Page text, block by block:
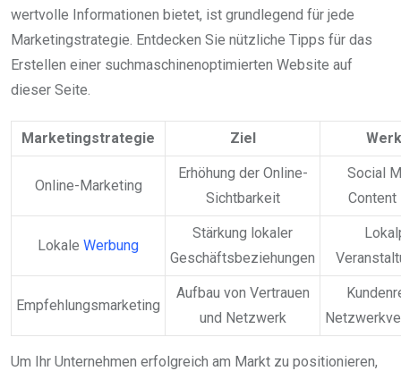
wertvolle Informationen bietet, ist grundlegend für jede
Marketingstrategie. Entdecken Sie nützliche Tipps für das
Erstellen einer suchmaschinenoptimierten Website auf
dieser Seite.
Marketingstrategie Ziel
Online-Marketing
Erhöhung der Online-
Sichtbarkeit
Social
Content
Lokale Werbung
Stärkung lokaler
Geschäftsbeziehungen
Empfehlungsmarketing
Aufbau von Vertrauen
und Netzwerk
Um Ihr Unternehmen erfolgreich am Markt zu positionieren,